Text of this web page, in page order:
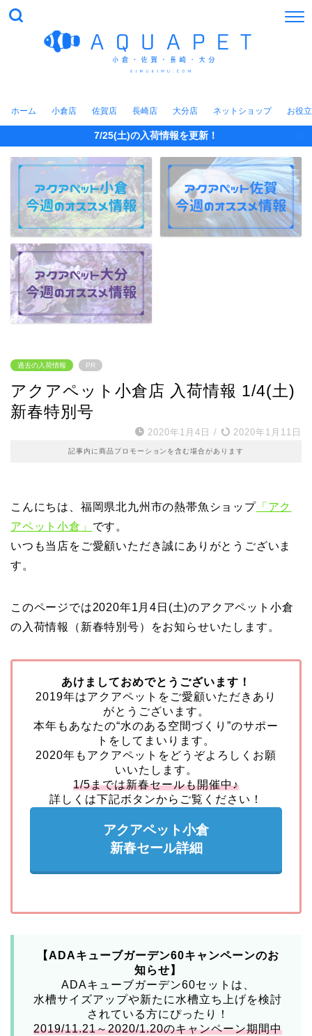
ホーム 小倉店 佐賀店 長崎店 大分店 ネットショップ お役
7/25(土)の入荷情報を更新！
過去の入荷情報 PR
アクアペット小倉店 入荷情報 1/4(土)
新春特別号
2020年1月4日 / 2020年1月11日
記事内に商品プロモーションを含む場合があります
こんにちは、福岡県北九州市の熱帯魚ショップ「アク
アペット小倉」 です。
いつも当店をご愛顧いただき誠にありがとうございま
す。
このページでは2020年1月4日(土)のアクアペット小倉
の入荷情報（新春特別号）をお知らせいたします。
あけましておめでとうございます！
2019年はアクアペットをご愛顧いただきあり
がとうございます。
本年もあなたの“水のある空間づくり”のサポー
トをしてまいります。
2020年もアクアペットをどうぞよろしくお願
いいたします。
1/5までは新春セールも開催中♪
詳しくは下記ボタンからご覧ください！
アクアペット小倉
新春セール詳細
【ADAキューブガーデン60キャンペーンのお
知らせ】
ADAキューブガーデン60セットは、
水槽サイズアップや新たに水槽立ち上げを検討
されている方にぴったり！
2019/11.21～2020/1.20のキャンペーン期間中